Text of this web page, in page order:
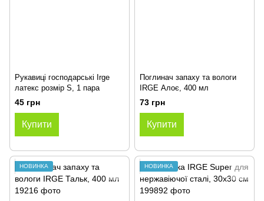
Рукавиці господарські Irge
латекс розмір S, 1 пара
45 грн
Купити
Поглинач запаху та вологи
IRGE Алоє, 400 мл
73 грн
Купити
НОВИНКА НОВИНКА